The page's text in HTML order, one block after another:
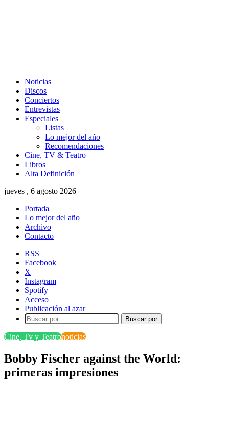
Noticias
Discos
Conciertos
Entrevistas
Especiales
Listas
Lo mejor del año
Recomendaciones
Cine, TV & Teatro
Libros
Alta Definición
jueves , 6 agosto 2026
Portada
Lo mejor del año
Archivo
Contacto
RSS
Facebook
X
Instagram
Spotify
Acceso
Publicación al azar
Buscar por
Cine, Tv y Teatronoticias
Bobby Fischer against the World:
primeras impresiones